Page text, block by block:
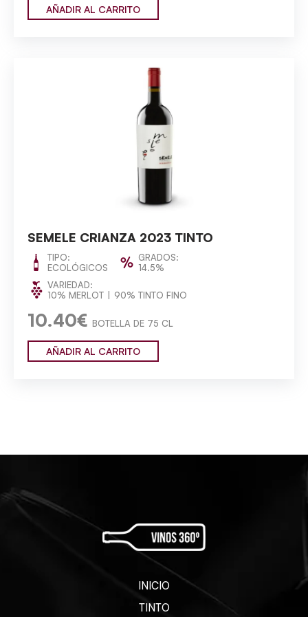
AÑADIR AL CARRITO
SEMELE CRIANZA 2023 TINTO
TIPO:
ECOLÓGICOS
GRADOS:
14.5%
VARIEDAD:
10% MERLOT
90% TINTO FINO
10.40€ BOTELLA DE 75 CL
AÑADIR AL CARRITO
INICIO
TINTO